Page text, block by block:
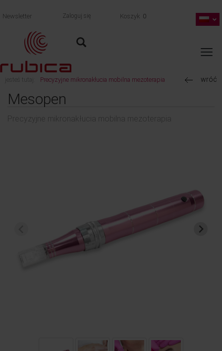
Newsletter Zaloguj się Koszyk 0
jesteś tutaj: Precyzyjne mikronakłucia mobilna mezoterapia wróć
Mesopen
Precyzyjne mikronakłucia mobilna mezoterapia